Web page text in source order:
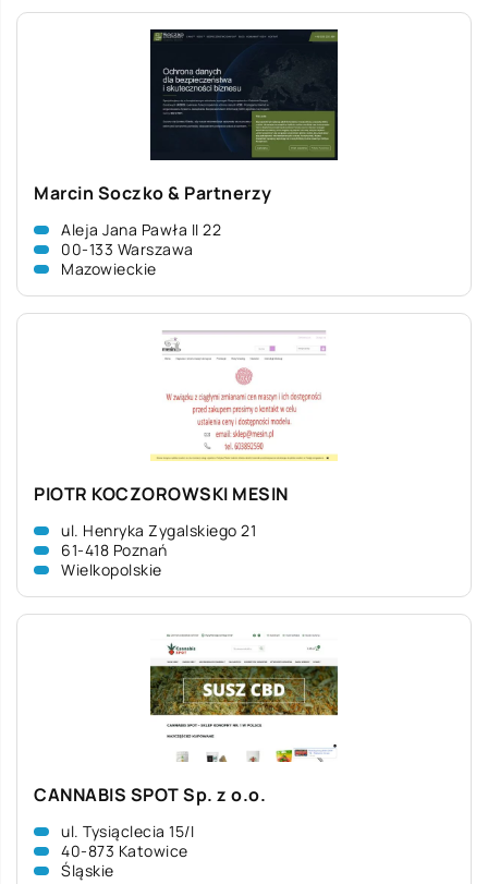
Marcin Soczko & Partnerzy
Aleja Jana Pawła II 22
00-133 Warszawa
Mazowieckie
PIOTR KOCZOROWSKI MESIN
ul. Henryka Zygalskiego 21
61-418 Poznań
Wielkopolskie
CANNABIS SPOT Sp. z o.o.
ul. Tysiąclecia 15/I
40-873 Katowice
Śląskie